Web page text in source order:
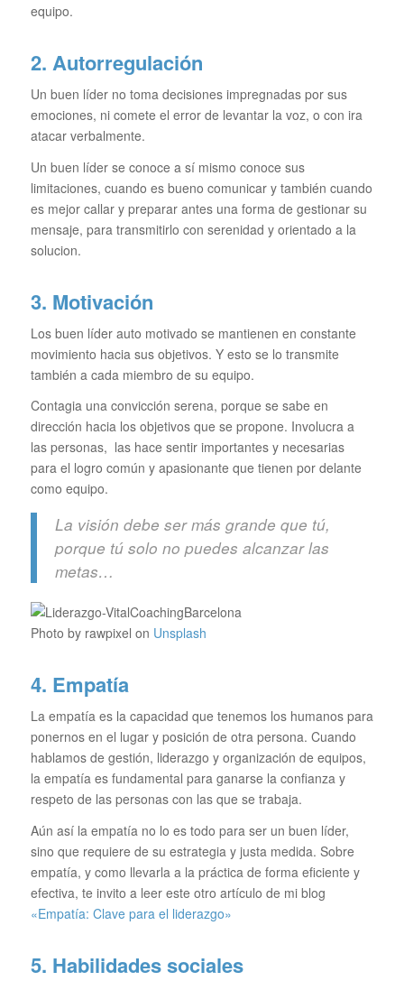
equipo.
2. Autorregulación
Un buen líder no toma decisiones impregnadas por sus
emociones, ni comete el error de levantar la voz, o con ira
atacar verbalmente.
Un buen líder se conoce a sí mismo conoce sus
limitaciones, cuando es bueno comunicar y también cuando
es mejor callar y preparar antes una forma de gestionar su
mensaje, para transmitirlo con serenidad y orientado a la
solucion.
3. Motivación
Los buen líder auto motivado se mantienen en constante
movimiento hacia sus objetivos. Y esto se lo transmite
también a cada miembro de su equipo.
Contagia una convicción serena, porque se sabe en
dirección hacia los objetivos que se propone. Involucra a
las personas, las hace sentir importantes y necesarias
para el logro común y apasionante que tienen por delante
como equipo.
La visión debe ser más grande que tú,
porque tú solo no puedes alcanzar las
metas…
Photo by rawpixel on Unsplash
4. Empatía
La empatía es la capacidad que tenemos los humanos para
ponernos en el lugar y posición de otra persona. Cuando
hablamos de gestión, liderazgo y organización de equipos,
la empatía es fundamental para ganarse la confianza y
respeto de las personas con las que se trabaja.
Aún así la empatía no lo es todo para ser un buen líder,
sino que requiere de su estrategia y justa medida. Sobre
empatía, y como llevarla a la práctica de forma eficiente y
efectiva, te invito a leer este otro artículo de mi blog
«Empatía: Clave para el liderazgo»
5. Habilidades sociales